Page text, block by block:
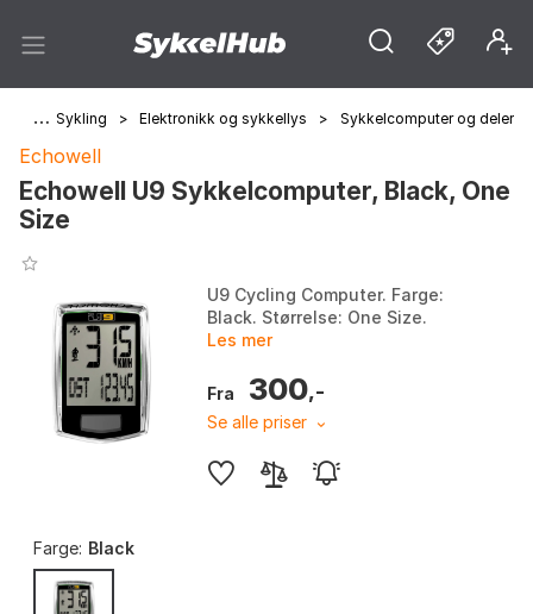
> Sykling > Elektronikk og sykkellys > Sykkelcomputer og deler
Echowell
Echowell U9 Sykkelcomputer, Black, One
Size
U9 Cycling Computer. Farge:
Black. Størrelse: One Size.
Les mer
Fra 300,-
Se alle priser
Farge: Black